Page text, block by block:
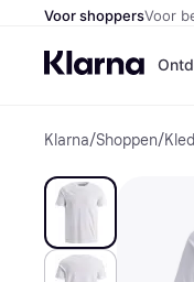
Voor shoppersVoor
Klarna/Shoppen/